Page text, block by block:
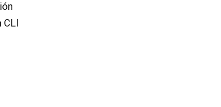
CLI